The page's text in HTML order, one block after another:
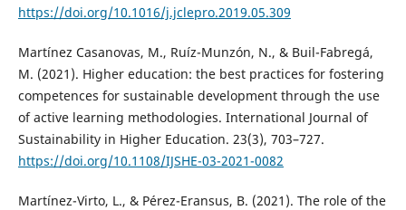
https://doi.org/10.1016/j.jclepro.2019.05.309
Martínez Casanovas, M., Ruíz-Munzón, N., & Buil-Fabregá,
M. (2021). Higher education: the best practices for fostering
competences for sustainable development through the use
of active learning methodologies. International Journal of
Sustainability in Higher Education. 23(3), 703–727.
https://doi.org/10.1108/IJSHE-03-2021-0082
Martínez-Virto, L., & Pérez-Eransus, B. (2021). The role of the